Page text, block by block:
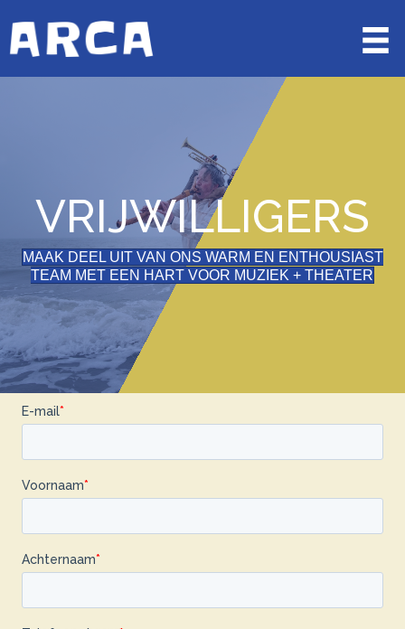
VRIJWILLIGERS
MAAK DEEL UIT VAN ONS WARM EN ENTHOUSIAST
TEAM MET EEN HART VOOR MUZIEK + THEATER